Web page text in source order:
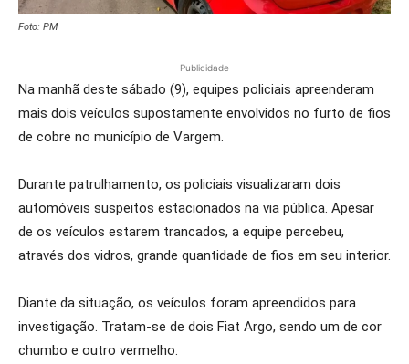
Foto: PM
Publicidade
Na manhã deste sábado (9), equipes policiais apreenderam
mais dois veículos supostamente envolvidos no furto de fios
de cobre no município de Vargem.
Durante patrulhamento, os policiais visualizaram dois
automóveis suspeitos estacionados na via pública. Apesar
de os veículos estarem trancados, a equipe percebeu,
através dos vidros, grande quantidade de fios em seu interior.
Diante da situação, os veículos foram apreendidos para
investigação. Tratam-se de dois Fiat Argo, sendo um de cor
chumbo e outro vermelho.